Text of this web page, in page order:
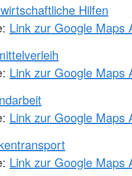
Hilfen
Link zur Google Maps
Link zur Google Maps
Link zur Google Maps
Link zur Google Maps